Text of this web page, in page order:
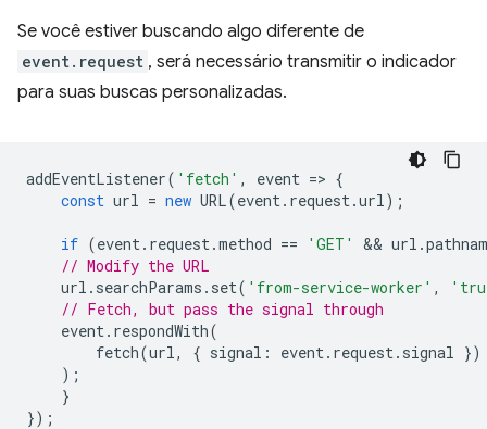
Se você estiver buscando algo diferente de
event.request , será necessário transmitir o indicador
para suas buscas personalizadas.
addEventListener( 'fetch' , event => {
const url = new URL(event. request.url);
if (event. request.method == 'GET' && url .
// Modify the URL
url . searchParams . set( 'from-service-worker' ,
// Fetch, but pass the signal through
event. respondWith(
fetch(url, { signal : event. request. signal })
);
}
});